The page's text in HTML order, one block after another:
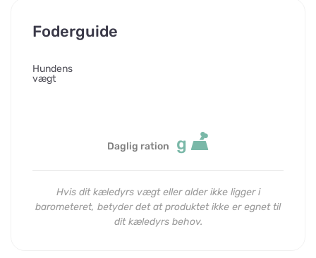
Foderguide
Hundens
vægt
Daglig ration g
Hvis dit kæledyrs vægt eller alder ikke ligger i
barometeret, betyder det at produktet ikke er egnet til
dit kæledyrs behov.